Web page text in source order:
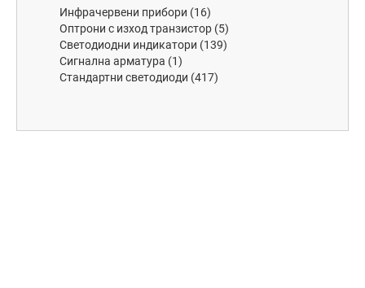
Инфрачервени прибори (16)
Оптрони с изход транзистор (5)
Светодиодни индикатори (139)
Сигнална арматура (1)
Стандартни светодиоди (417)